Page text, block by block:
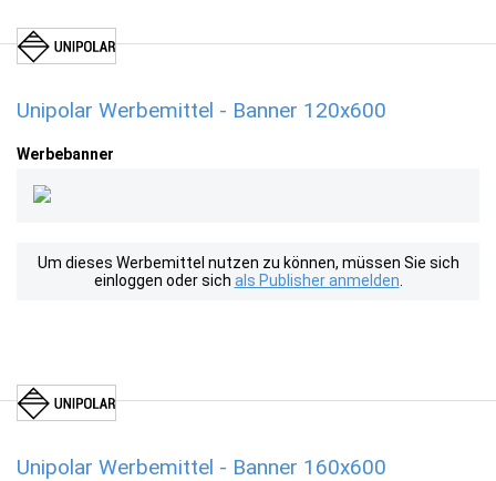
Unipolar Werbemittel - Banner 120x600
Werbebanner
Um dieses Werbemittel nutzen zu können, müssen Sie sich
einloggen oder sich als Publisher anmelden
Unipolar Werbemittel - Banner 160x600